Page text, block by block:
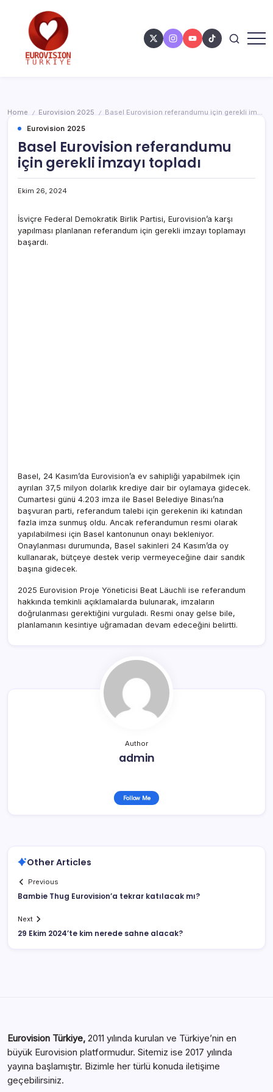
Home / Eurovision 2025 /
Basel Eurovision referandumu için gerekli imzayı topladı
Eurovision 2025
Basel Eurovision referandumu
için gerekli imzayı topladı
Ekim 26, 2024
İsviçre Federal Demokratik Birlik Partisi, Eurovision’a karşı
yapılması planlanan referandum için gerekli imzayı toplamayı
başardı.
Basel, 24 Kasım’da Eurovision’a ev sahipliği yapabilmek için
ayrılan 37,5 milyon dolarlık krediye dair bir oylamaya gidecek.
Cumartesi günü 4.203 imza ile Basel Belediye Binası’na
başvuran parti, referandum talebi için gerekenin iki katından
fazla imza sunmuş oldu. Ancak referandumun resmi olarak
yapılabilmesi için Basel kantonunun onayı bekleniyor.
Onaylanması durumunda, Basel sakinleri 24 Kasım’da oy
kullanarak, bütçeye destek verip vermeyeceğine dair sandık
başına gidecek.
2025 Eurovision Proje Yöneticisi Beat Läuchli ise referandum
hakkında temkinli açıklamalarda bulunarak, imzaların
doğrulanması gerektiğini vurguladı. Resmi onay gelse bile,
planlamanın kesintiye uğramadan devam edeceğini belirtti.
Author
admin
Follow Me
Other Articles
Previous
Bambie Thug Eurovision’a tekrar katılacak mı?
Next
29 Ekim 2024’te kim nerede sahne alacak?
Eurovision Türkiye, 2011 yılında kurulan ve Türkiye’nin en
büyük Eurovision platformudur. Sitemiz ise 2017 yılında
yayına başlamıştır. Bizimle her türlü konuda iletişime
geçebilirsiniz.